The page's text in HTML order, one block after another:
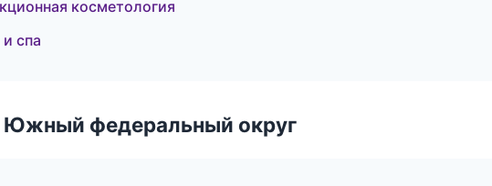
косметология
спа
Южный федеральный округ